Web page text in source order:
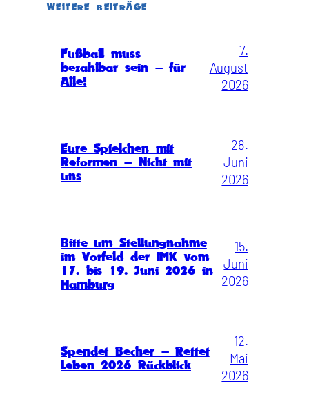
WEITERE BEITRÄGE
Fußball muss
bezahlbar sein – für
Alle!
7.
August
2026
Eure Spielchen mit
Reformen – Nicht mit
uns
28.
Juni
2026
Bitte um Stellungnahme
im Vorfeld der IMK vom
17. bis 19. Juni 2026 in
Hamburg
15.
Juni
2026
Spendet Becher – Rettet
Leben 2026 Rückblick
12.
Mai
2026